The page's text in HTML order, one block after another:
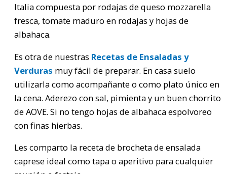
Italia compuesta por rodajas de queso mozzarella
fresca, tomate maduro en rodajas y hojas de
albahaca.
Es otra de nuestras Recetas de Ensaladas y
Verduras muy fácil de preparar. En casa suelo
utilizarla como acompañante o como plato único en
la cena. Aderezo con sal, pimienta y un buen chorrito
de AOVE. Si no tengo hojas de albahaca espolvoreo
con finas hierbas.
Les comparto la receta de brocheta de ensalada
caprese ideal como tapa o aperitivo para cualquier